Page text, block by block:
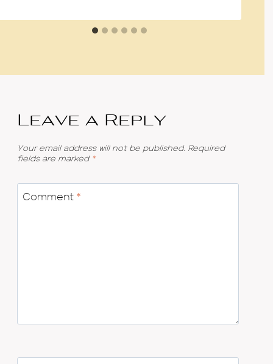
Leave a Reply
Your email address will not be published. Required
fields are marked *
Comment *